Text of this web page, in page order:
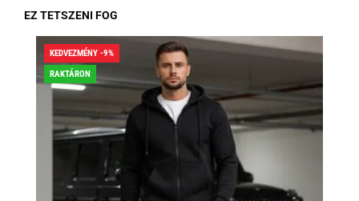
EZ TETSZENI FOG
KEDVEZMÉNY -9%
RAKTÁRON